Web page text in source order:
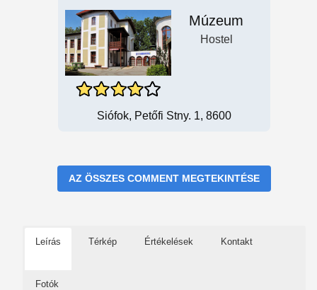
Múzeum
Hostel
Siófok, Petőfi Stny. 1, 8600
AZ ÖSSZES COMMENT MEGTEKINTÉSE
Leírás Térkép Értékelések Kontakt
Fotók